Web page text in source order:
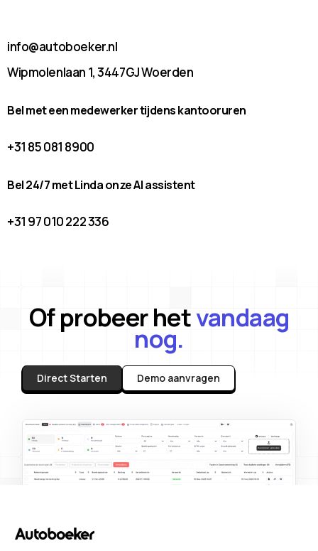
info@autoboeker.nl
Wipmolenlaan 1, 3447GJ Woerden
Bel met een medewerker tijdens kantooruren
+31 85 081 8900
Bel 24/7 met Linda onze AI assistent
+31 97 010 222 336
Of probeer hetvandaag
nog.
Direct Starten Demo aanvragen